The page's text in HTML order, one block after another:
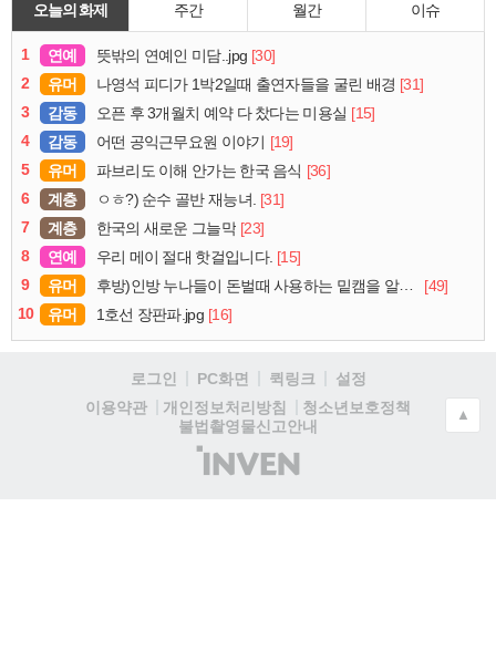
오늘의 화제 주간 월간 이슈
1 연예 뜻밖의 연예인 미담..jpg [30]
2
유머 나영석 피디가 1박2일때 출연자들을 굴린 배경 [31]
3
감동 오픈 후 3개월치 예약 다 찼다는 미용실 [15]
4
감동 어떤 공익근무요원 이야기 [19]
5
유머 파브리도 이해 안가는 한국 음식 [36]
6
계층 ㅇㅎ?) 순수 골반 재능녀. [31]
7
계층 한국의 새로운 그늘막 [23]
8
연예 우리 메이 절대 핫걸입니다. [15]
9
유머 후방)인방 누나들이 돈벌때 사용하는 밑캠을 알아보자
[49]
10
유머 1호선 장판파.jpg [16]
로그인 PC화면 퀵링크
설정
이용약관
개인정보처리방침
청소년보호정책
불법촬영물신고안내
(주)
인
▲